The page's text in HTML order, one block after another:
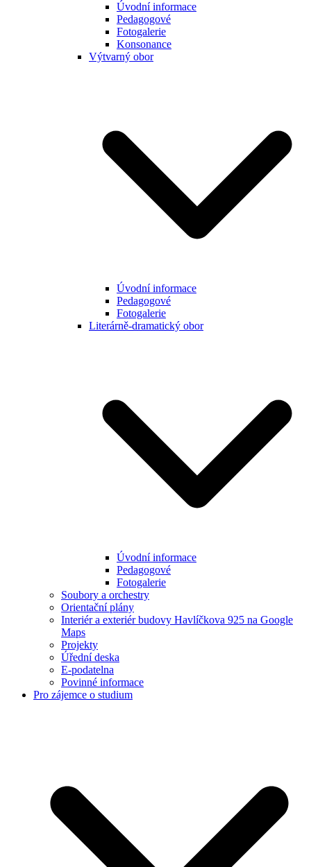
Úvodní informace
Pedagogové
Fotogalerie
Konsonance
Výtvarný obor
Úvodní informace
Pedagogové
Fotogalerie
Literárně-dramatický obor
Úvodní informace
Pedagogové
Fotogalerie
Soubory a orchestry
Orientační plány
Interiér a exteriér budovy Havlíčkova 925 na Google
Maps
Projekty
Úřední deska
E-podatelna
Povinné informace
Pro zájemce o studium